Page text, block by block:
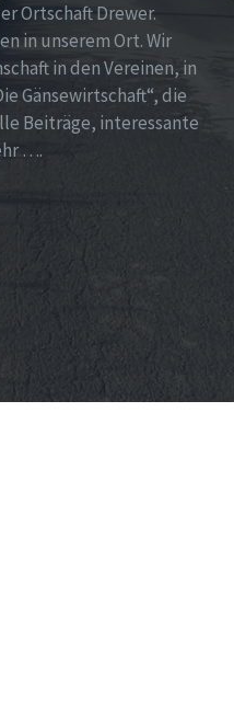
Ortschaft Drewer.
in unserem Ort. Wir
in den Vereinen, in
Gänsewirtschaft“, die
Beiträge, interessante
….